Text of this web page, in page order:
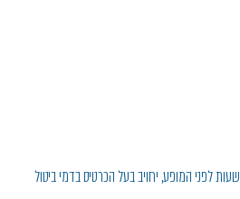
48 שעות לפני המופע, יחויב בעל הכרטיס בדמי ביטול